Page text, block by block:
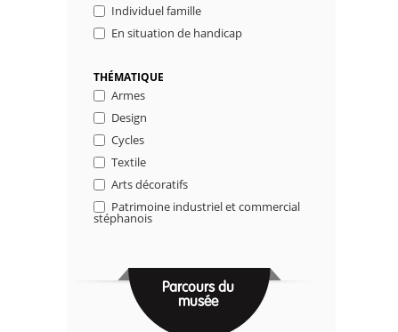
Individuel famille
En situation de handicap
THÉMATIQUE
Armes
Design
Cycles
Textile
Arts décoratifs
Patrimoine industriel et commercial
stéphanois
Parcours du
musée